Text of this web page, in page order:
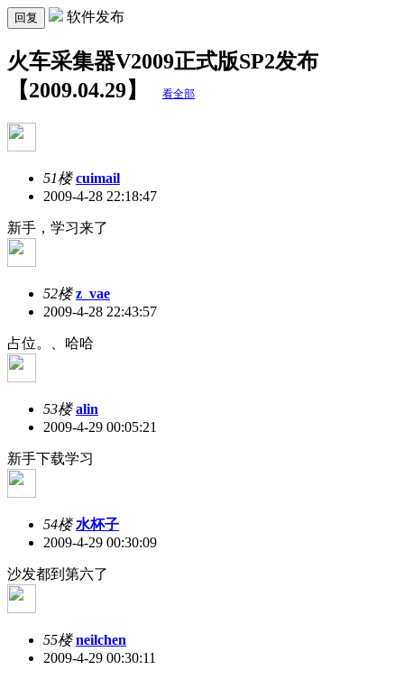
回复 软件发布
火车采集器V2009正式版SP2发布
【2009.04.29】
看全部
51楼 cuimail
2009-4-28 22:18:47
新手，学习来了
52楼 z_vae
2009-4-28 22:43:57
占位。、哈哈
53楼 alin
2009-4-29 00:05:21
新手下载学习
54楼 水杯子
2009-4-29 00:30:09
沙发都到第六了
55楼 neilchen
2009-4-29 00:30:11